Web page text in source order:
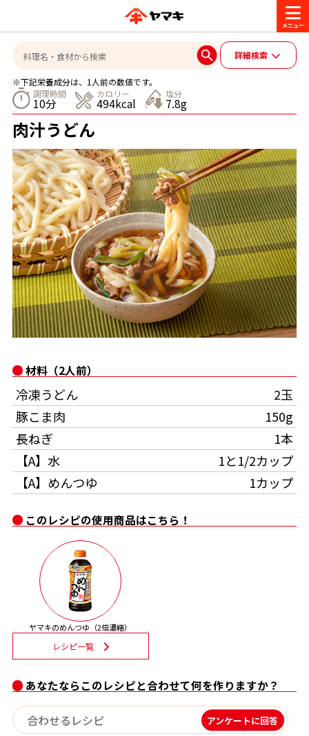
商品情報
ブランド一覧
ヤマキ『めんつゆ』 ヤマキ 割烹白だし
旨さ、別格。だし屋の鍋
サッと鍋®
楽チン屋® ストレートつゆ
レシピ
おいしいレシピを探す
おいしいレシピトップ
主食レシピ
主菜レシピ
汁物レシピ
おいしいレシピを商品から探す
かつお節レシピ
割烹白だしレシピ
レシピ特設サイト
割烹白だしレシピ特集
だし巻き卵特集
かつおだしが決め手！簡単茶碗蒸し
かつお節・だしを楽しむ
かつお節・だしを知る
だしの取り方
かつお節の削り方
かつお節・だしをもっと知る
かつお節・だしを楽しむ
だしコミュ
CM・キャンペーン
CM
キャンペーン一覧
企業・採用情報
企業情報
- 百年対話
採用情報
- ジョブリターン制
お問い合わせ
ヤマキお客様相談室
オンラインショップ
Global
詳細検索
※下記栄養成分は、1人前の数値です。
調理時間
10分
カロリー
494kcal
塩分
7.8g
肉汁うどん
このレシピの使用商品はこちら！
ヤマキのめんつゆ（2倍濃縮）
レシピ一覧
あなたならこのレシピと合わせて何を作りますか？
アンケートに回答
材料（2人前）
冷凍うどん
2玉
豚こま肉
150g
長ねぎ
1本
【A】水
1と1/2カップ
【A】めんつゆ
1カップ